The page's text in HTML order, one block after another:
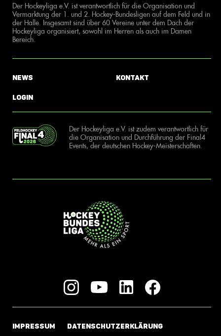
Der Hockeyliga e.V. ist verantwortlich für die Organisation und
Vermarktung der 1. und 2. Hockey-Bundesligen auf dem Feld und in
der Halle. Insgesamt sind über 60 Vereine unter dem Dach der
Hockeyliga organisiert, sowohl im Herren als auch im Damen
Bereich.
News
Login
Kontakt
Der Hockeyliga e.V. ist zudem verantwortlich für
die Organisation und Durchführung der Final4
Events, der deutschen Hockey-Meisterschaften.
IMPRESSUM DATENSCHUTZERKLÄRUNG